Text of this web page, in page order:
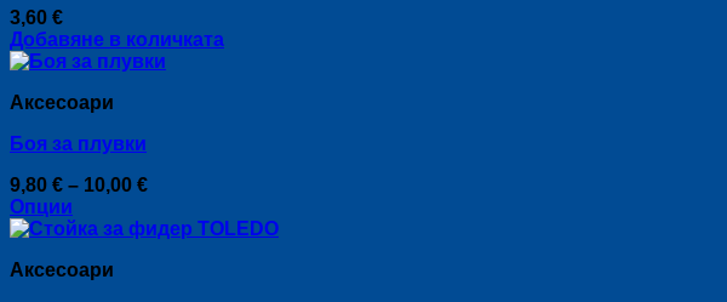
3,60 €
Добавяне в количката
Аксесоари
Боя за плувки
9,80 € – 10,00 €Price
9,80 €
Опции
This
has
Аксесоари